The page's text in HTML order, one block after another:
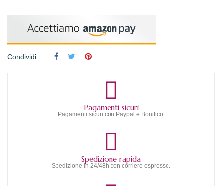
Condividi
Pagamenti sicuri
Pagamenti sicuri con Paypal e Bonifico.
Spedizione rapida
Spedizione in 24/48h con corriere espresso.